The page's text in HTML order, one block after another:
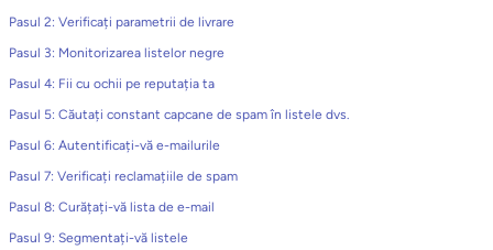
Pasul 2: Verificați parametrii de livrare
Pasul 3: Monitorizarea listelor negre
Pasul 4: Fii cu ochii pe reputația ta
Pasul 5: Căutați constant capcane de spam în listele dvs.
Pasul 6: Autentificați-vă e-mailurile
Pasul 7: Verificați reclamațiile de spam
Pasul 8: Curățați-vă lista de e-mail
Pasul 9: Segmentați-vă listele